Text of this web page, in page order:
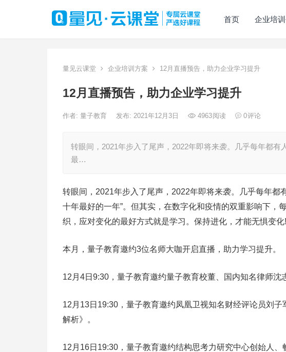
首页 企业培
量见云课堂 企业培训方案 12月直播预告，助力企业学习提升
12月直播预告，助力企业学习提升
作者: 量子教育 发布: 2021年12月3日 4963阅读 0评论
转眼间，2021年步入了尾声，2022年即将来袭。几乎每年都有
最…
转眼间，2021年步入了尾声，2022年即将来袭。几乎每年都
十年最好的一年”。但其实，在数字化和疫情的双重影响下，
织，应对变化的最好方式就是学习。保持进化，才能无惧变化!
本月，量子教育邀约3位名师大咖开启直播，助力学习提升。
12月4日9:30，量子教育邀约量子教育校董、国内知名律师沈
12月13日19:30，量子教育邀约凤凰卫视知名财经评论员刘
解析》。
12月16日19:30，量子教育邀约结构思考力研究中心创始人